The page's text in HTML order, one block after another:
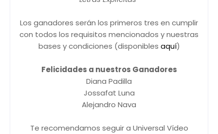
Los ganadores serán los primeros tres en cumplir
con todos los requisitos mencionados y nuestras
bases y condiciones (disponibles aquí)
Felicidades a nuestros Ganadores
Diana Padilla
Jossafat Luna
Alejandro Nava
Te recomendamos seguir a Universal Vídeo